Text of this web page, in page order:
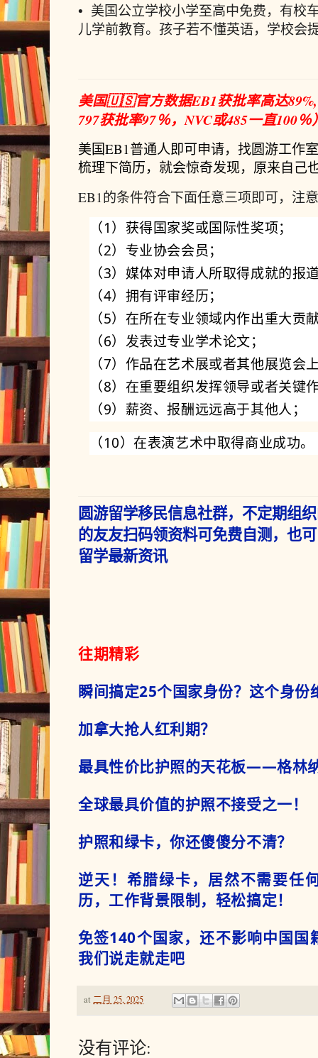
• 美国公立学校小学至高中免费，有校
儿学前教育。孩子若不懂英语，学校会
美国🇺🇸官方数据EB1获批率高达
797获批率97％，NVC或485一直100
美国EB1普通人即可申请，找圆游工作
梳理下简历，就会惊奇发现，原来自己
EB1的条件符合下面任意三项即可，注
（1）获得国家奖或国际性奖项；
（2）专业协会会员；
（3）媒体对申请人所取得成就的报
（4）拥有评审经历；
（5）在所在专业领域内作出重大贡
（6）发表过专业学术论文；
（7）作品在艺术展或者其他展览会
（8）在重要组织发挥领导或者关键
（9）薪资、报酬远远高于其他人；
（10）在表演艺术中取得商业成功。
圆游留学移民信息社群，不定期组
的友友扫码领资料可免费自测，也
留学最新资讯
往期精彩
瞬间搞定25个国家身份？这个身份
加拿大抢人红利期？
最具性价比护照的天花板——格林
全球最具价值的护照不接受之一！
护照和绿卡，你还傻傻分不清？
逆天！希腊绿卡，居然不需要任
历，工作背景限制，轻松搞定！
免签140个国家，还不影响中国国
我们说走就走吧
at 二月 25, 2025
没有评论: